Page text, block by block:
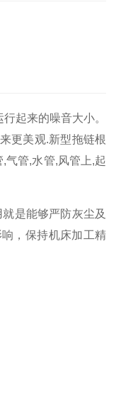
起来的噪音大小。
更美观.新型拖链根
气管,水管,风管上,起
是能够严防灰尘及
，保持机床加工精